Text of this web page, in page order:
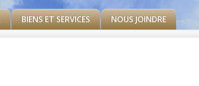
BIENS ET SERVICES NOUS JOINDRE